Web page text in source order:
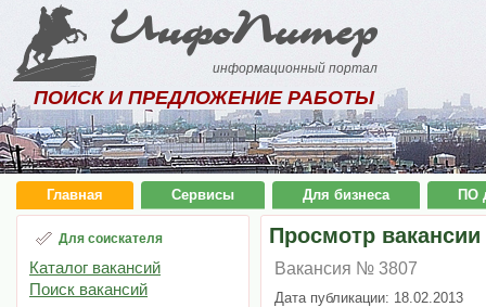
ИнфоПитер
информационный портал
ПОИСК И ПРЕДЛОЖЕНИЕ РАБОТЫ
Главная Сервисы Для бизнеса ПО
Для соискателя
Каталог вакансий
Поиск вакансий
Просмотр вакансии
Вакансия № 3807
Дата публикации: 18.02.2013